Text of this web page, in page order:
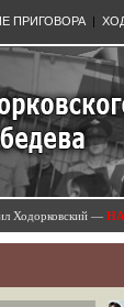
ПРИГОВОРА |
Ходорковский —